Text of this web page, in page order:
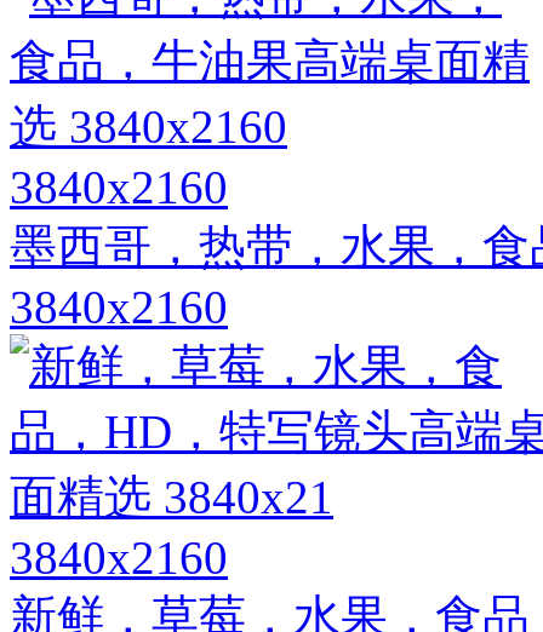
3840x2160
墨西哥，热带，水果，
3840x2160
3840x2160
新鲜，草莓，水果，食